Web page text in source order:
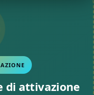
di attivazione